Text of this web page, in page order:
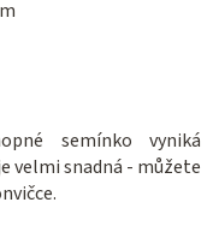
semínko vyniká
velmi snadná - můžete